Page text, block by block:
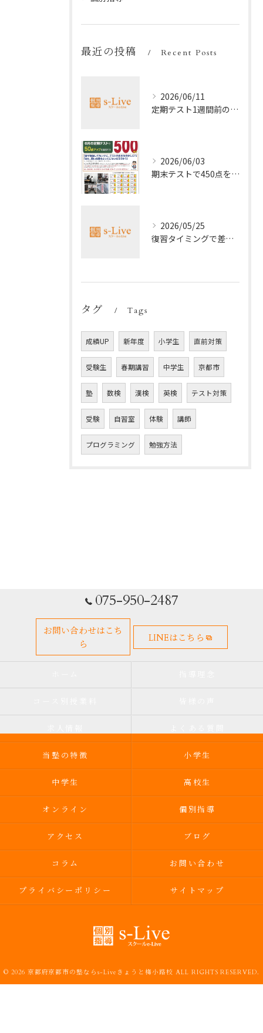
最近の投稿 Recent Posts
2026/06/11
定期テスト1週間前の効率暗記法
2026/06/03
期末テストで450点を取る勉強法
2026/05/25
復習タイミングで差がつく勉強法
タグ Tags
成績UP 新年度 小学生 直前対策
受験生 春期講習 中学生 京都市
塾 数検 漢検 英検 テスト対策
受験 自習室 体験 講師
プログラミング 勉強方法
075-950-2487
お問い合わせはこち
ら
LINEはこちら
当塾の特徴 小学生
中学生 高校生
オンライン 個別指導
アクセス ブログ
コラム お問い合わせ
プライバシーポリシー サイトマップ
© 2026 京都府京都市の塾ならs-Liveきょうと梅小路校 ALL RIGHTS RESERVED.